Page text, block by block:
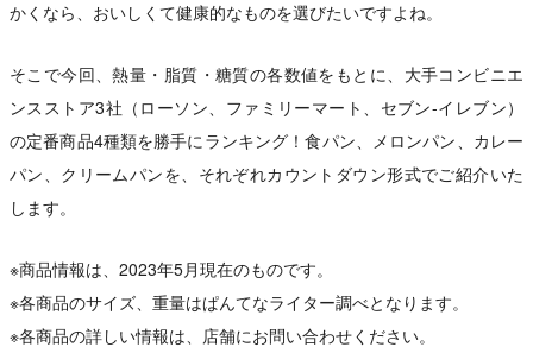
かくなら、おいしくて健康的なものを選びたいですよね。
そこで今回、熱量・脂質・糖質の各数値をもとに、大手コンビニエ
ンスストア3社（ローソン、ファミリーマート、セブン-イレブン）
の定番商品4種類を勝手にランキング！食パン、メロンパン、カレー
パン、クリームパンを、それぞれカウントダウン形式でご紹介いた
します。
※商品情報は、2023年5月現在のものです。
※各商品のサイズ、重量はぱんてなライター調べとなります。
※各商品の詳しい情報は、店舗にお問い合わせください。